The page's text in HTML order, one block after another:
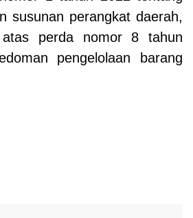
susunan perangkat daerah,
perda nomor 8 tahun
pengelolaan barang